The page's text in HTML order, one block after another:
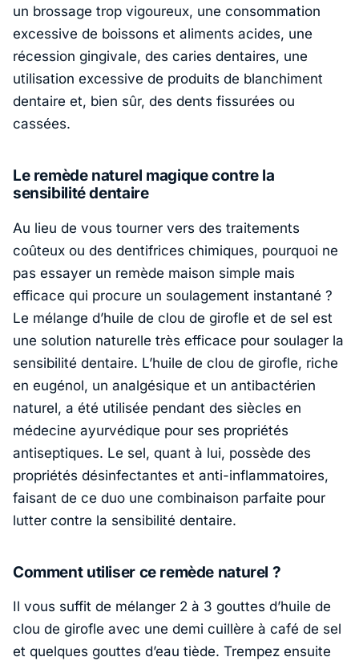
un brossage trop vigoureux, une consommation
excessive de boissons et aliments acides, une
récession gingivale, des caries dentaires, une
utilisation excessive de produits de blanchiment
dentaire et, bien sûr, des dents fissurées ou
cassées.
Le remède naturel magique contre la
sensibilité dentaire
Au lieu de vous tourner vers des traitements
coûteux ou des dentifrices chimiques, pourquoi ne
pas essayer un remède maison simple mais
efficace qui procure un soulagement instantané ?
Le mélange d’huile de clou de girofle et de sel est
une solution naturelle très efficace pour soulager la
sensibilité dentaire. L’huile de clou de girofle, riche
en eugénol, un analgésique et un antibactérien
naturel, a été utilisée pendant des siècles en
médecine ayurvédique pour ses propriétés
antiseptiques. Le sel, quant à lui, possède des
propriétés désinfectantes et anti-inflammatoires,
faisant de ce duo une combinaison parfaite pour
lutter contre la sensibilité dentaire.
Comment utiliser ce remède naturel ?
Il vous suffit de mélanger 2 à 3 gouttes d’huile de
clou de girofle avec une demi cuillère à café de sel
et quelques gouttes d’eau tiède. Trempez ensuite